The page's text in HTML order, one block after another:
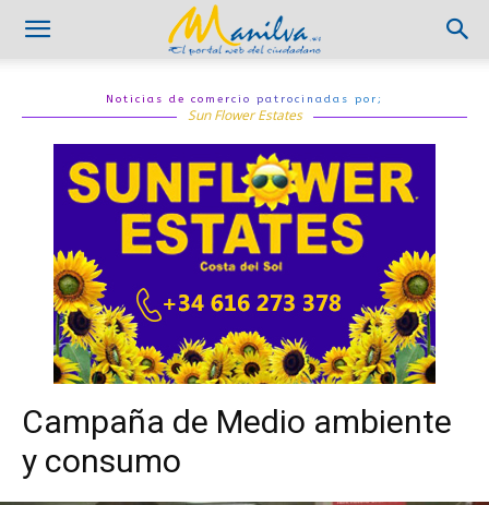
Noticias de comercio patrocinadas por;
Sun Flower Estates
Campaña de Medio ambiente
y consumo